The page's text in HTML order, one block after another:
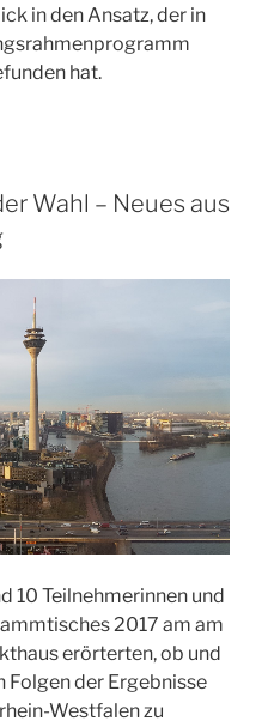
in den Ansatz, der in
hat.
Wahl – Neues aus
10 Teilnehmerinnen und
2017 am am
erörterten, ob und
der Ergebnisse
Westfalen zu